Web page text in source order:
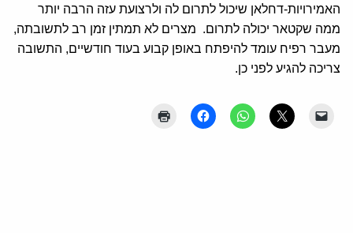
האמירויות-דחלאן שיכול לתרום לה ולרצועת עזה הרבה יותר
ממה שקטאר יכולה לתרום. מצרים לא תמתין זמן רב לתשובתה,
מעבר רפיח עומד להיפתח באופן קבוע בעוד חודשיים, התשובה
צריכה להגיע לפני כן.